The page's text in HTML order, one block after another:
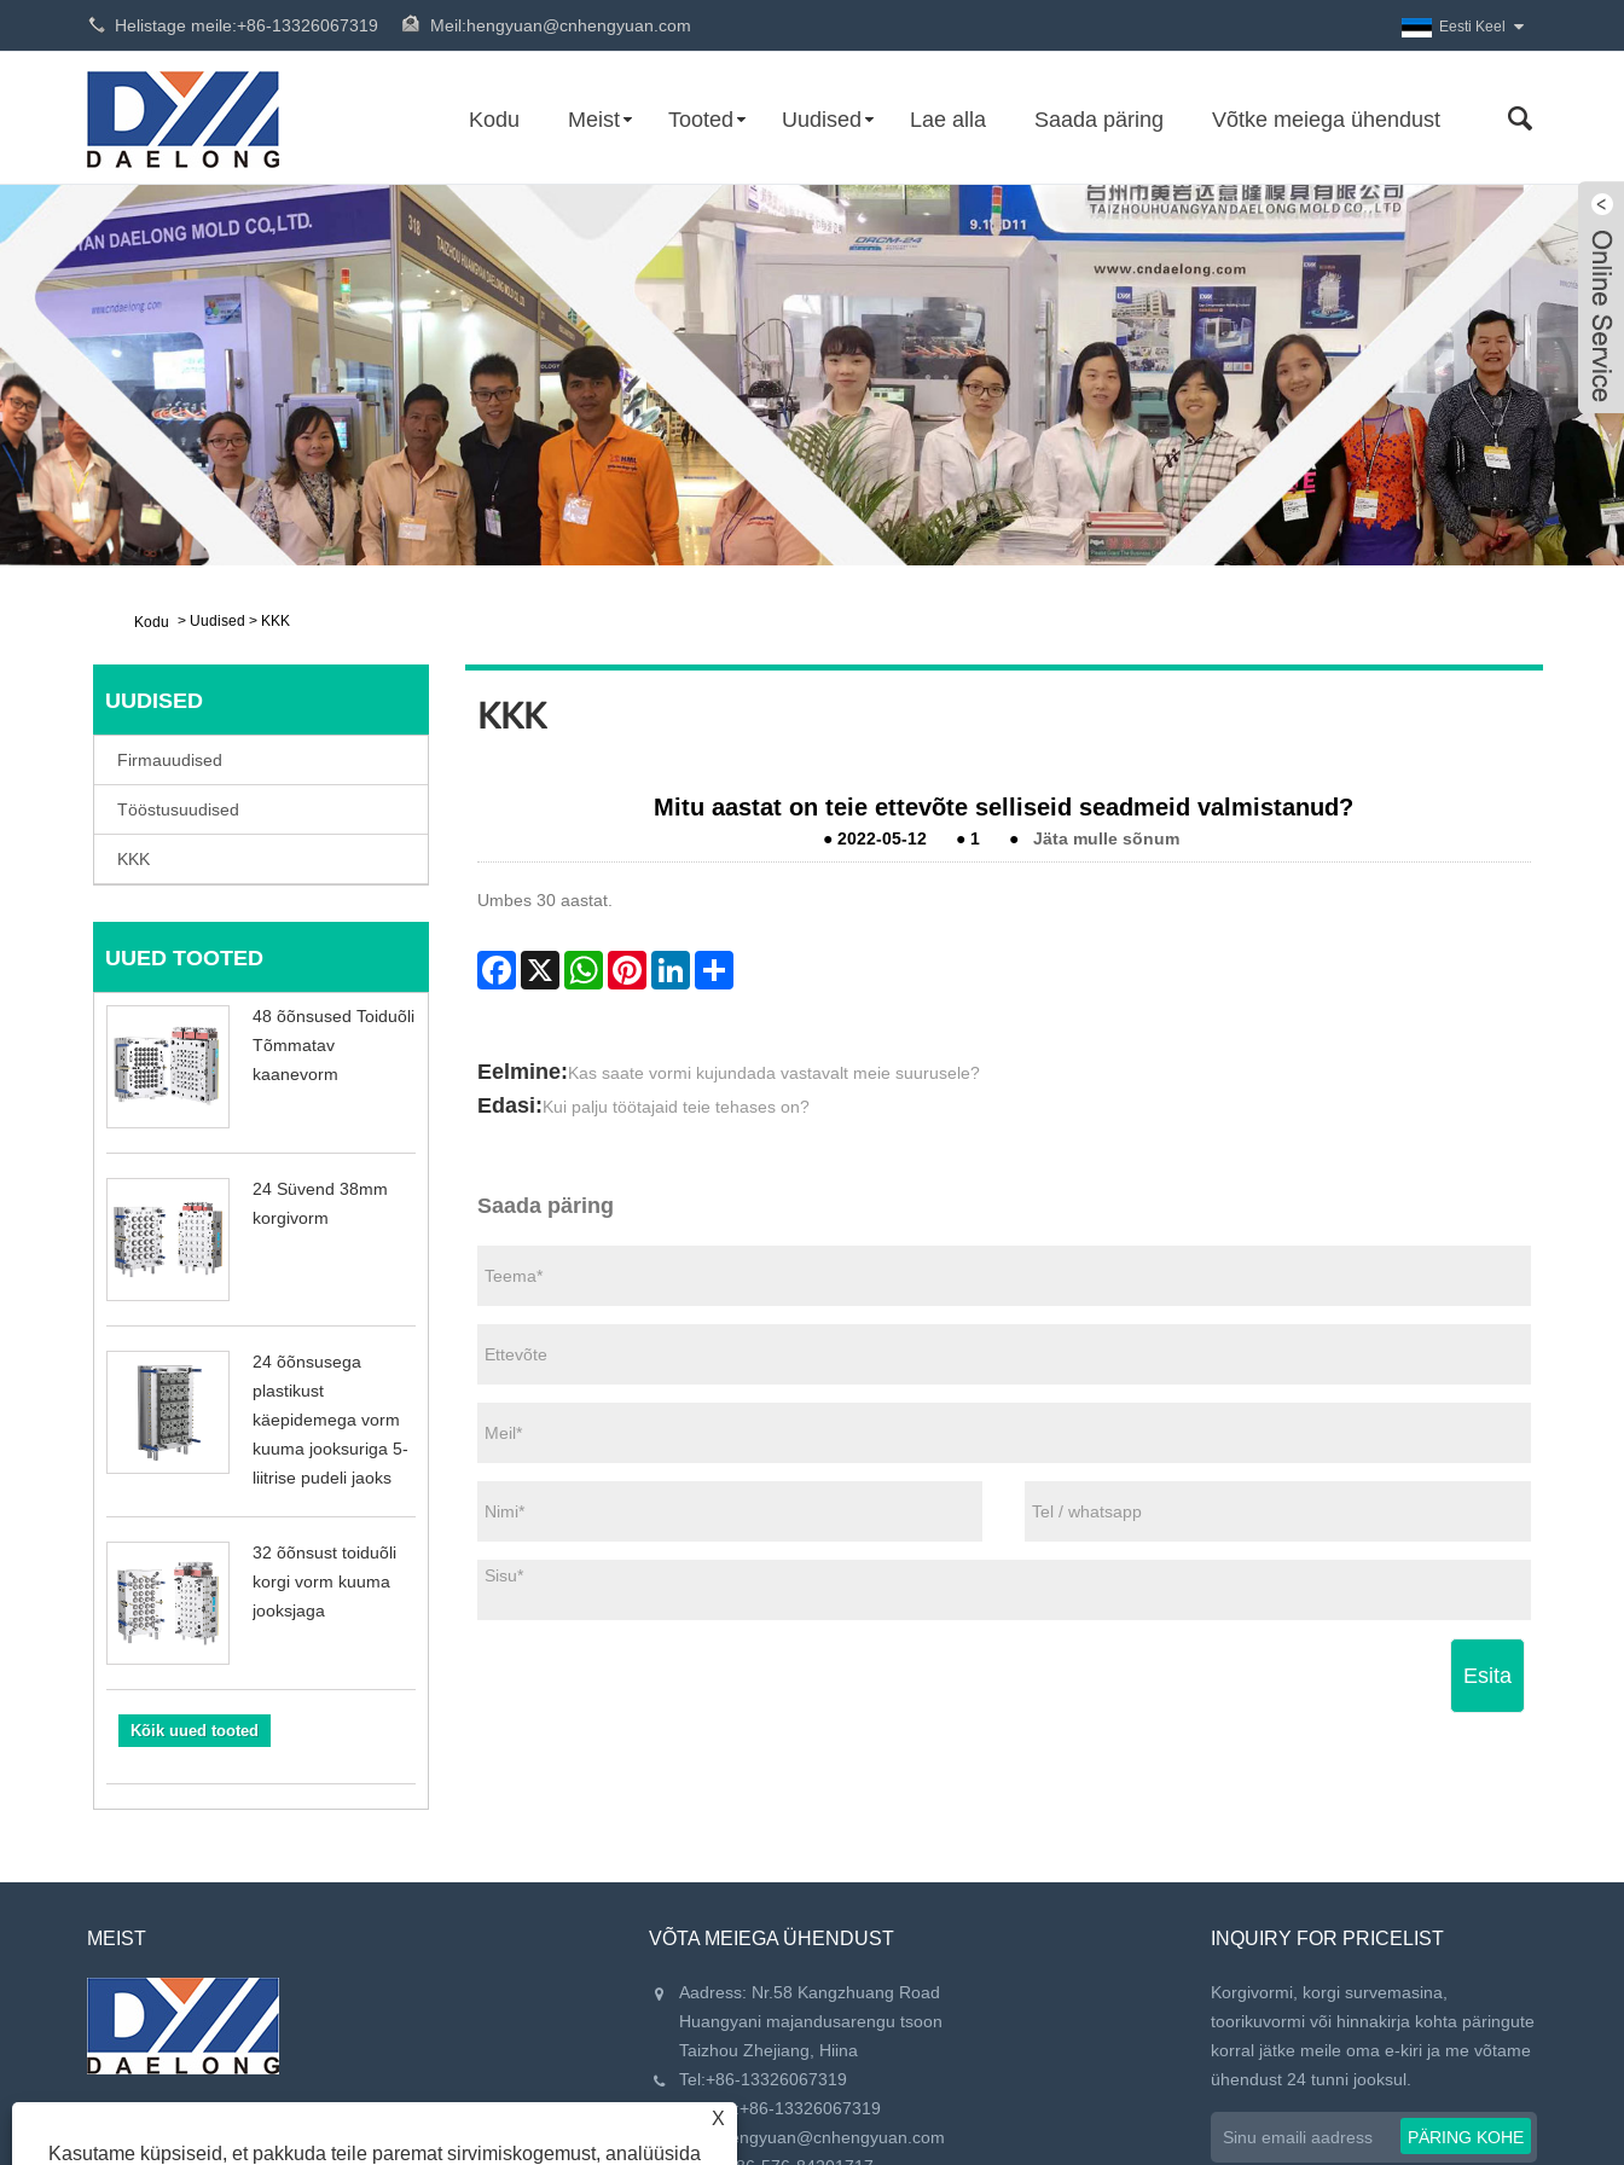
Helistage meile:+86-13326067319 Meil:hengyuan@cnhengyuan.com Eesti Keel
Kodu Meist Tooted Uudised Lae alla Saada päring Võtke meiega ühendust
Kodu > Uudised > KKK
UUDISED
Firmauudised
Tööstusuudised
KKK
UUED TOOTED
48 õõnsused Toiduõli
Tõmmatav
kaanevorm
24 Süvend 38mm
korgivorm
24 õõnsusega
plastikust
käepidemega vorm
kuuma jooksuriga 5-
liitrise pudeli jaoks
32 õõnsust toiduõli
korgi vorm kuuma
jooksjaga
Kõik uued tooted
KKK
Mitu aastat on teie ettevõte selliseid seadmeid valmistanud?
● 2022-05-12 ● 1 ● Jäta mulle sõnum
Umbes 30 aastat.
Facebook
X WhatsAppPinterestLinkedInShare
Eelmine:Kas saate vormi kujundada vastavalt meie suurusele?
Edasi:Kui palju töötajaid teie tehases on?
Saada päring
Esita
MEIST VÕTA MEIEGA ÜHENDUST
Aadress: Nr.58 Kangzhuang Road
Huangyani majandusarengu tsoon
Taizhou Zhejiang, Hiina
Tel:+86-13326067319
Telefon:+86-13326067319
hengyuan@cnhengyuan.com
INQUIRY FOR PRICELIST
Korgivormi, korgi survemasina,
toorikuvormi või hinnakirja kohta päringute
korral jätke meile oma e-kiri ja me võtame
ühendust 24 tunni jooksul.
X
Kasutame küpsiseid, et pakkuda teile paremat sirvimiskogemust, analüüsida